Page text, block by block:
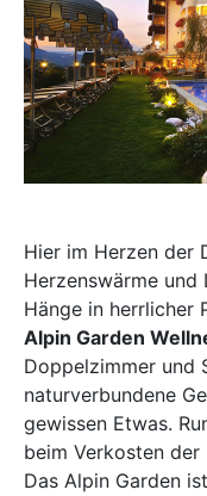
Hier im Herzen der
Herzenswärme
Hänge in herrlicher
Alpin Garden
Doppelzimmer und
naturverbundene
gewissen Etwas.
beim Verkosten der
Das Alpin Garden